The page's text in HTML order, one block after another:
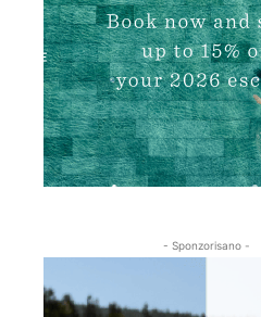
- Sponzorisano -